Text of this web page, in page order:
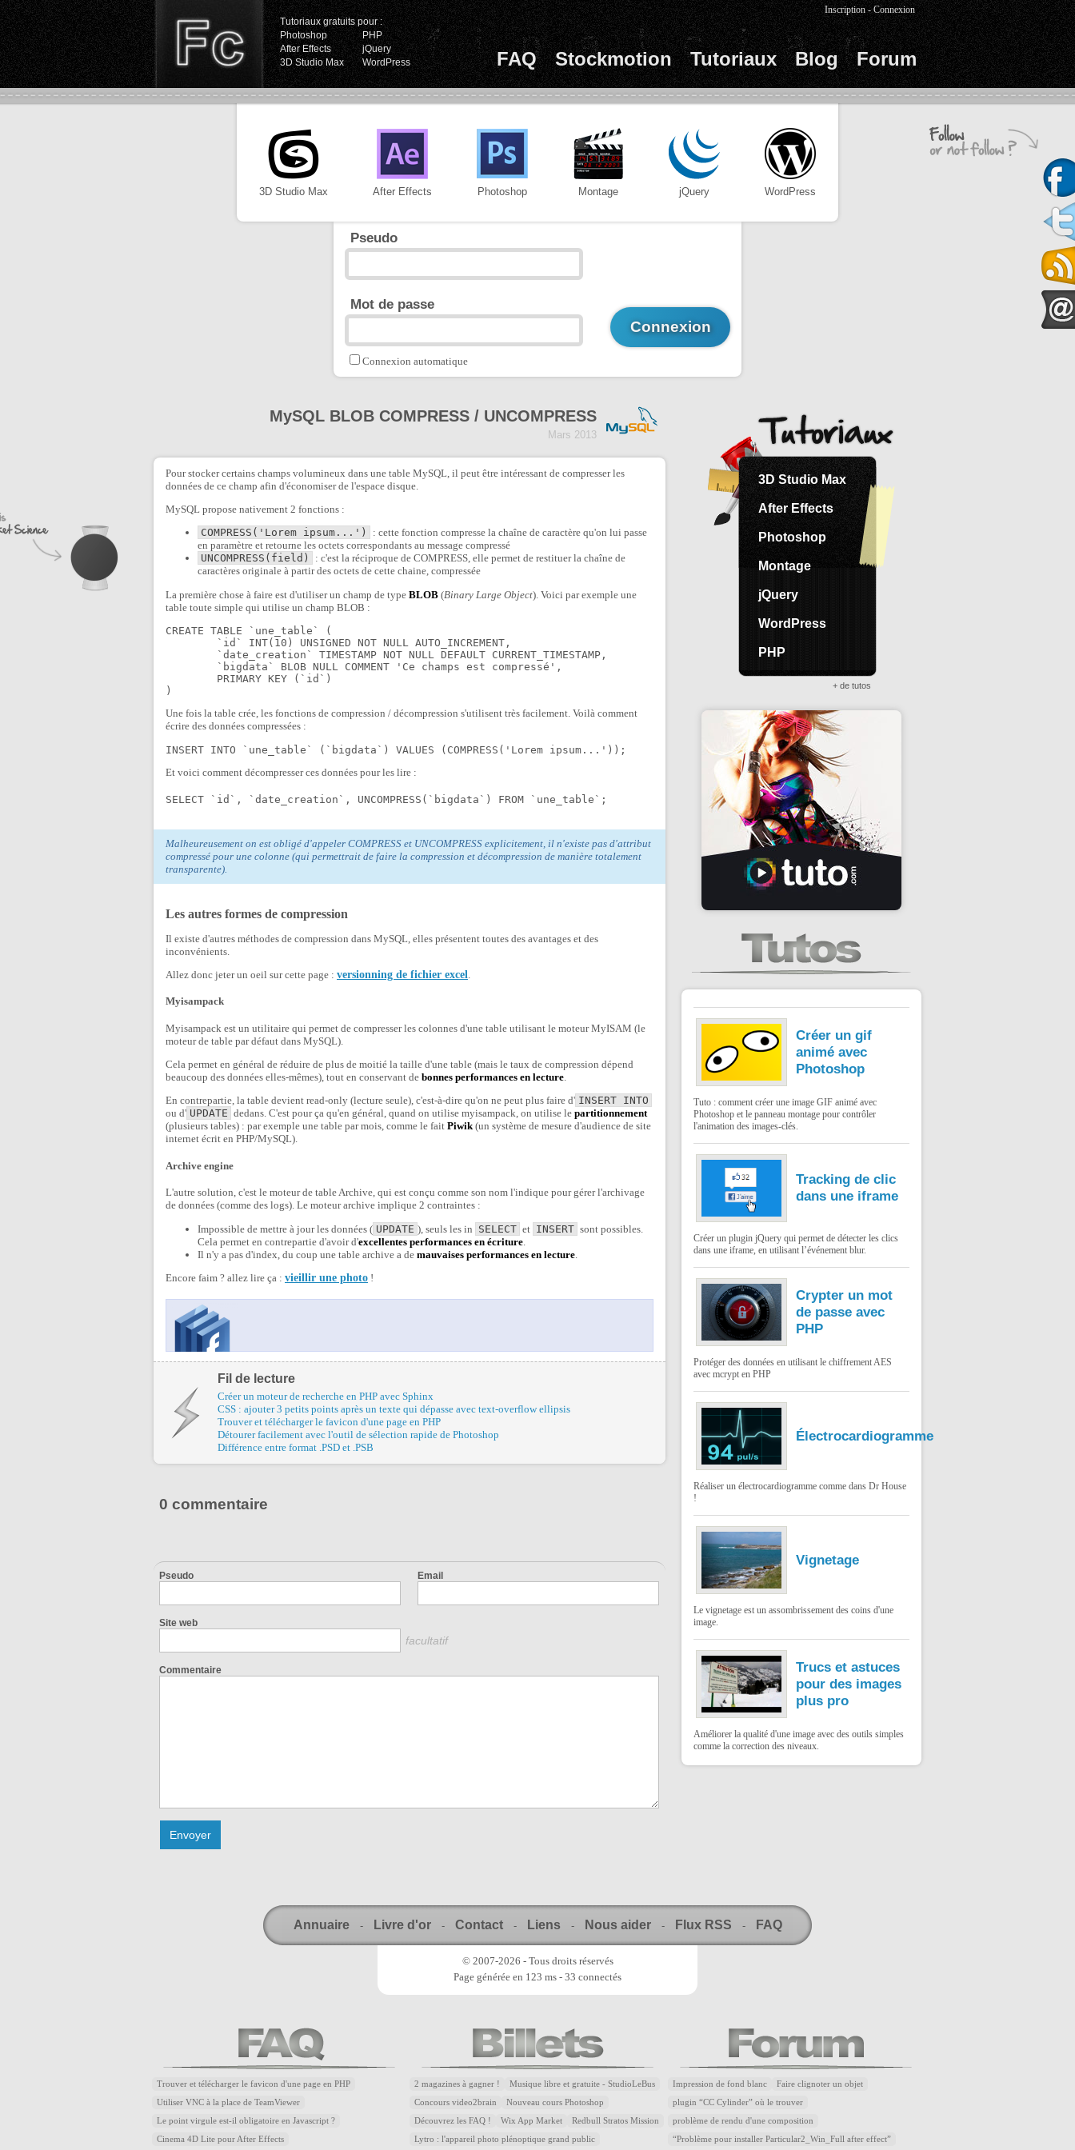
Tutoriaux gratuits pour :
Photoshop
PHP
After Effects
jQuery
3D Studio Max
WordPress FAQ Stockmotion Tutoriaux Blog Forum
Inscription -Connexion
3D Studio Max After Effects Photoshop Montage jQuery WordPress
Pseudo
Mot de passe
Connexion automatique
MySQL BLOB COMPRESS / UNCOMPRESS
Mars 2013
Pour stocker certains champs volumineux dans une table MySQL, il peut être intéressant de compresser les
données de ce champ afin d'économiser de l'espace disque.
MySQL propose nativement 2 fonctions :
COMPRESS('Lorem ipsum...')
: cette fonction compresse la chaîne de caractère qu'on lui passe
en paramètre et retourne les octets correspondants au message compressé
UNCOMPRESS(field)
: c'est la réciproque de COMPRESS, elle permet de restituer la chaîne de
caractères originale à partir des octets de cette chaine, compressée
La première chose à faire est d'utiliser un champ de type BLOB (Binary Large Object). Voici par exemple une
table toute simple qui utilise un champ BLOB :
CREATE TABLE `une_table` (
)
Une fois la table crée, les fonctions de compression / décompression s'utilisent très facilement. Voilà comment
écrire des données compressées :
INSERT INTO `une_table` (`bigdata`) VALUES (COMPRESS('Lorem ipsum...'));
Et voici comment décompresser ces données pour les lire :
SELECT `id`, `date_creation`, UNCOMPRESS(`bigdata`) FROM `une_table`;
Malheureusement on est obligé d'appeler COMPRESS et UNCOMPRESS explicitement, il n'existe pas d'attribut
compressé pour une colonne (qui permettrait de faire la compression et décompression de manière totalement
transparente).
Les autres formes de compression
Il existe d'autres méthodes de compression dans MySQL, elles présentent toutes des avantages et des
inconvénients.
Allez donc jeter un oeil sur cette page : versionning de fichier excel
Myisampack
Myisampack est un utilitaire qui permet de compresser les colonnes d'une table utilisant le moteur MyISAM (le
moteur de table par défaut dans MySQL).
Cela permet en général de réduire de plus de moitié la taille d'une table (mais le taux de compression dépend
beaucoup des données elles-mêmes), tout en conservant de bonnes performances en lecture.
En contrepartie, la table devient read-only (lecture seule), c'est-à-dire qu'on ne peut plus faire d' INSERT INTO
ou d' UPDATE dedans. C'est pour ça qu'en général, quand on utilise myisampack, on utilise le partitionnement
(plusieurs tables) : par exemple une table par mois, comme le fait Piwik(un système de mesure d'audience de site
internet écrit en PHP/MySQL).
Archive engine
L'autre solution, c'est le moteur de table Archive, qui est conçu comme son nom l'indique pour gérer l'archivage
de données (comme des logs). Le moteur archive implique 2 contraintes :
Impossible de mettre à jour les données ( UPDATE ), seuls les in SELECT et INSERT sont possibles.
Cela permet en contrepartie d'avoir d'excellentes performances en écriture
Il n'y a pas d'index, du coup une table archive a de mauvaises performances en lecture
Encore faim ? allez lire ça : vieillir une photo !
Fil de lecture
Créer un moteur de recherche en PHP avec Sphinx
CSS : ajouter 3 petits points après un texte qui dépasse avec text-overflow ellipsis
Trouver et télécharger le favicon d'une page en PHP
Détourer facilement avec l'outil de sélection rapide de Photoshop
Différence entre format .PSD et .PSB
0 commentaire
Pseudo Email
Site web
facultatif
Commentaire
3D Studio Max
After Effects
Photoshop
Montage
jQuery
WordPress
PHP
+ de tutos
Créer un gif
animé avec
Photoshop
Tuto : comment créer une image GIF animé avec
Photoshop et le panneau montage pour contrôler
l'animation des images-clés.
Tracking de clic
dans une iframe
Créer un plugin jQuery qui permet de détecter les clics
dans une iframe, en utilisant l’événement blur.
Crypter un mot
de passe avec
PHP
Protéger des données en utilisant le chiffrement AES
avec mcrypt en PHP
Électrocardiogramme
Réaliser un électrocardiogramme comme dans Dr House
!
Vignetage
Le vignetage est un assombrissement des coins d'une
image.
Trucs et astuces
pour des images
plus pro
Améliorer la qualité d'une image avec des outils simples
comme la correction des niveaux.
Annuaire - Livre d'or - Contact - Liens - Nous aider - Flux RSS - FAQ
© 2007-2026 - Tous droits réservés
Page générée en 123 ms - 33 connectés
Trouver et télécharger le favicon d'une page en PHP
Utiliser VNC à la place de TeamViewer
Le point virgule est-il obligatoire en Javascript ?
Cinema 4D Lite pour After Effects
2 magazines à gagner ! Musique libre et gratuite - StudioLeBus
Concours video2brain Nouveau cours Photoshop
Découvrez les FAQ ! Wix App Market Redbull Stratos Mission
Lytro : l'appareil photo plénoptique grand public
Impression de fond blanc Faire clignoter un objet
plugin “CC Cylinder” où le trouver
problème de rendu d'une composition
“Problème pour installer Particular2_Win_Full after effect”